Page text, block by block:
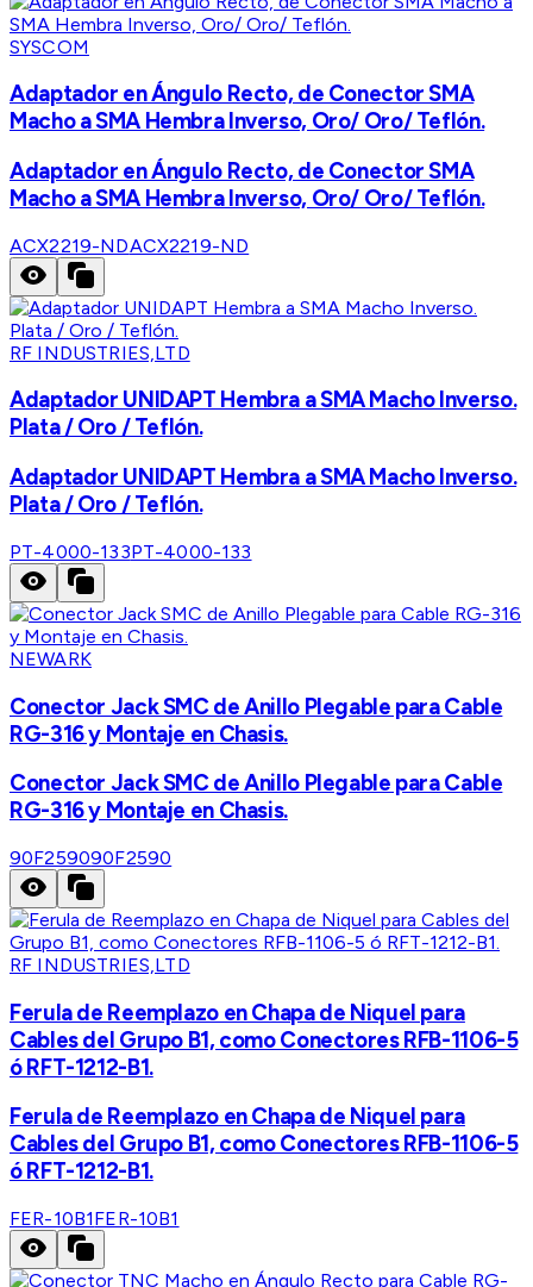
SYSCOM
Adaptador en Ángulo Recto, de Conector SMA
Macho a SMA Hembra Inverso, Oro/ Oro/ Teflón.
Adaptador en Ángulo Recto, de Conector SMA
Macho a SMA Hembra Inverso, Oro/ Oro/ Teflón.
ACX2219-NDACX2219-ND
RF INDUSTRIES,LTD
Adaptador UNIDAPT Hembra a SMA Macho Inverso.
Plata / Oro / Teflón.
Adaptador UNIDAPT Hembra a SMA Macho Inverso.
Plata / Oro / Teflón.
PT-4000-133PT-4000-133
NEWARK
Conector Jack SMC de Anillo Plegable para Cable
RG-316 y Montaje en Chasis.
Conector Jack SMC de Anillo Plegable para Cable
RG-316 y Montaje en Chasis.
90F259090F2590
RF INDUSTRIES,LTD
Ferula de Reemplazo en Chapa de Niquel para
Cables del Grupo B1, como Conectores RFB-1106-5
ó RFT-1212-B1.
Ferula de Reemplazo en Chapa de Niquel para
Cables del Grupo B1, como Conectores RFB-1106-5
ó RFT-1212-B1.
FER-10B1FER-10B1